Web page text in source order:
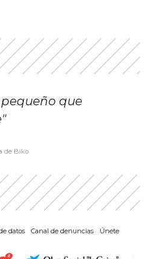
que
de Biko
datos Canal de denuncias Únete